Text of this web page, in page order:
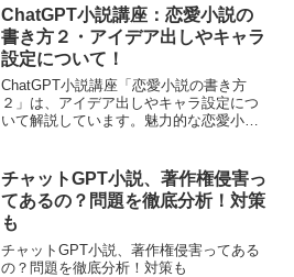
発信や小説新人賞に応募もできます。ま
さに革命でしょう！
ChatGPT小説講座：恋愛小説の
書き方２・アイデア出しやキャラ
設定について！
ChatGPT小説講座「恋愛小説の書き方
２」は、アイデア出しやキャラ設定につ
いて解説しています。魅力的な恋愛小説
自分らしい物語を紡いでいくことが重要
です。ぜひ参考にしてください。
チャットGPT小説、著作権侵害っ
てあるの？問題を徹底分析！対策
も
チャットGPT小説、著作権侵害ってある
の？問題を徹底分析！対策も